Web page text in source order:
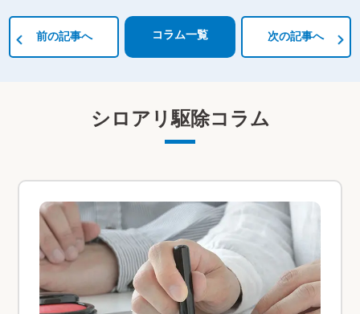
前の記事へ コラム一覧 次の記事へ
シロアリ駆除コラム